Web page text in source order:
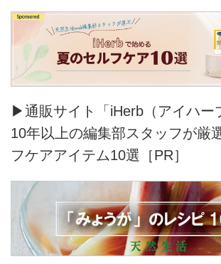
▶通販サイト「iHerb（アイハー
10年以上の編集部スタッフが厳
フケアアイテム10選［PR］